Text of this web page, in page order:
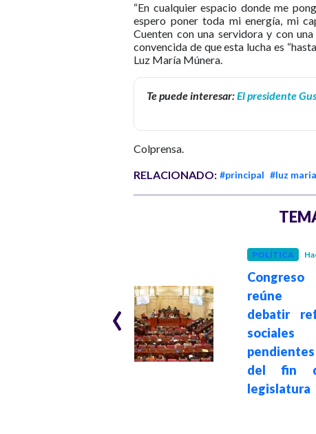
“En cualquier espacio donde me
espero poner toda mi energía, mi
Cuenten con una servidora y con
convencida de que esta lucha es
Luz María Múnera.
Te puede interesar:El presidente
Colprensa.
RELACIONADO: #principal #luz
expresidente fue
POLÍTICA
reúne
debatir
sociales
del fin
legislatura
‹